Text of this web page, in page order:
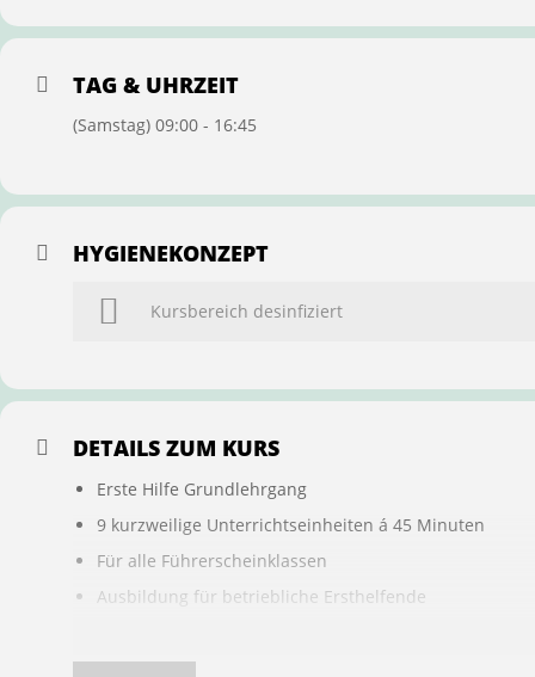
TAG & UHRZEIT
(Samstag) 09:00 - 16:45
HYGIENEKONZEPT
Kursbereich desinfiziert
DETAILS ZUM KURS
Erste Hilfe Grundlehrgang
9 kurzweilige Unterrichtseinheiten á 45 Minuten
Für alle Führerscheinklassen
Ausbildung für betriebliche Ersthelfende